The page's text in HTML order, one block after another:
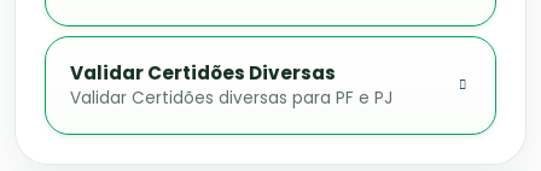
Validar Certidões Diversas
Validar Certidões diversas para PF e PJ